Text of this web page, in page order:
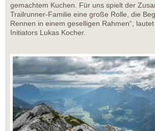
gemachtem Kuchen. Für uns spielt der
Trailrunner-Familie eine große Rolle, die
Rennen in einem geselligen Rahmen“,
Initiators Lukas Kocher.